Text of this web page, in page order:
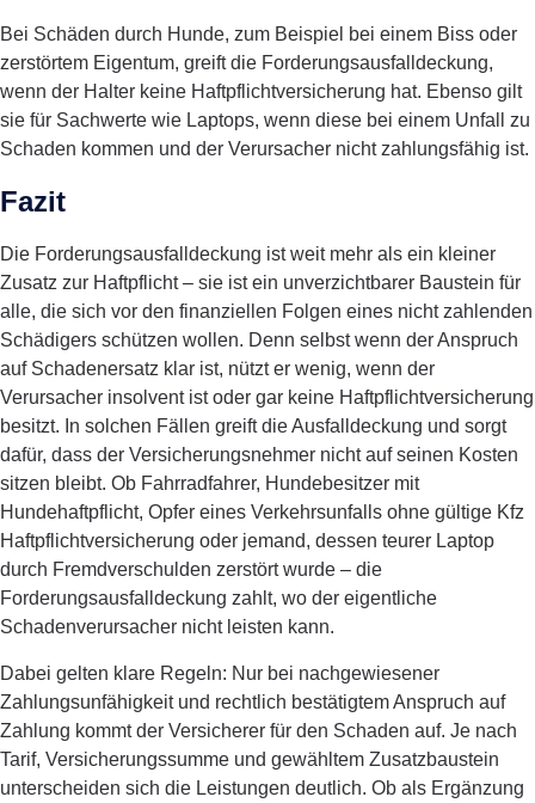
Bei Schäden durch Hunde, zum Beispiel bei einem Biss oder
zerstörtem Eigentum, greift die Forderungsausfalldeckung,
wenn der Halter keine Haftpflichtversicherung hat. Ebenso gilt
sie für Sachwerte wie Laptops, wenn diese bei einem Unfall zu
Schaden kommen und der Verursacher nicht zahlungsfähig ist.
Fazit
Die Forderungsausfalldeckung ist weit mehr als ein kleiner
Zusatz zur Haftpflicht – sie ist ein unverzichtbarer Baustein für
alle, die sich vor den finanziellen Folgen eines nicht zahlenden
Schädigers schützen wollen. Denn selbst wenn der Anspruch
auf Schadenersatz klar ist, nützt er wenig, wenn der
Verursacher insolvent ist oder gar keine Haftpflichtversicherung
besitzt. In solchen Fällen greift die Ausfalldeckung und sorgt
dafür, dass der Versicherungsnehmer nicht auf seinen Kosten
sitzen bleibt. Ob Fahrradfahrer, Hundebesitzer mit
Hundehaftpflicht, Opfer eines Verkehrsunfalls ohne gültige Kfz
Haftpflichtversicherung oder jemand, dessen teurer Laptop
durch Fremdverschulden zerstört wurde – die
Forderungsausfalldeckung zahlt, wo der eigentliche
Schadenverursacher nicht leisten kann.
Dabei gelten klare Regeln: Nur bei nachgewiesener
Zahlungsunfähigkeit und rechtlich bestätigtem Anspruch auf
Zahlung kommt der Versicherer für den Schaden auf. Je nach
Tarif, Versicherungssumme und gewähltem Zusatzbaustein
unterscheiden sich die Leistungen deutlich. Ob als Ergänzung